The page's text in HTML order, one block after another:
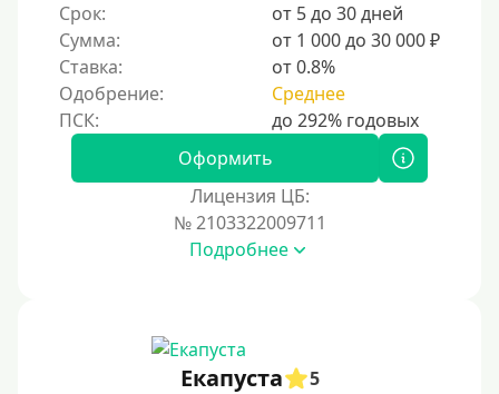
Залог
Под залог ПТС
Без залога
Под залог недвижимости
Под ПТС по доверенности
Срок:
от 5 до 30 дней
Сумма:
от 1 000 до 30 000 ₽
Ставка:
от 0.8%
Одобрение:
Среднее
Оформить
Лицензия ЦБ:
№ 2103322009711
Подробнее
Екапуста
5